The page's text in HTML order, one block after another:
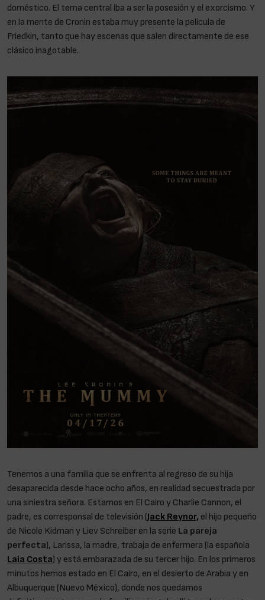
doméstico. El tema central iba a ser la posesión y el exorcismo. Y
en la mente de Cronin estaba muy presente la película de
Friedkin, tanto que hay escenas que salen directamente de ese
clásico inagotable.
Tenemos a una familia que se enfrenta al regreso de su hija
desaparecida desde hace ocho años, en realidad secuestrada por
una siniestra señora. Estamos en El Cairo y Charlie Cannon, el
padre, es corresponsal de televisión (Jack Reynor, el hijo pequeño
de Nicole Kidman y Liev Schreiber en la serie La pareja
perfecta), Larissa, la madre, trabaja de enfermera (la española
Laia Costa) y está embarazada de su tercer hijo. En los primeros
minutos hemos estado en El Cairo, en el desierto de Arabia y en
Albuquerque (Nuevo México), donde nos quedamos